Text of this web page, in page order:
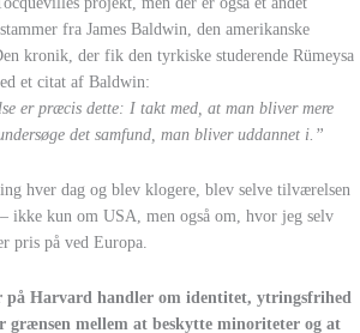
fra James Baldwin, den amerikanske
kronik, der fik den tyrkiske studerende Rümeysa
et citat af Baldwin:
er præcis dette: I takt med, at man bliver mere
det samfund, man bliver uddannet i.”
hver dag og blev klogere, blev selve tilværelsen
ikke kun om USA, men også om, hvor jeg selv
pris på ved Europa.
på Harvard handler om identitet, ytringsfrihed
grænsen mellem at beskytte minoriteter og at